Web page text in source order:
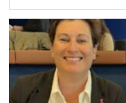
Président de Gironde
contrainte Face à cette
une[ … ]